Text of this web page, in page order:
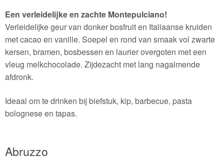
Een verleidelijke en zachte Montepulciano!
Verleidelijke geur van donker bosfruit en Italiaanse kruiden
met cacao en vanille. Soepel en rond van smaak vol zwarte
kersen, bramen, bosbessen en laurier overgoten met een
vleug melkchocolade. Zijdezacht met lang nagalmende
afdronk.
Ideaal om te drinken bij biefstuk, kip, barbecue, pasta
bolognese en tapas.
Abruzzo